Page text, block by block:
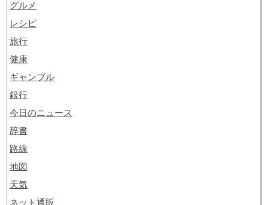
グルメ
レシピ
旅行
健康
ギャンブル
銀行
今日のニュース
辞書
路線
地図
天気
ネット通販